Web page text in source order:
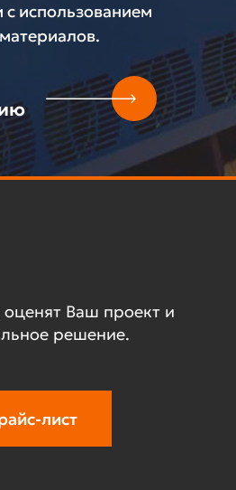
с использованием
Ваш проект и
решение.
лист